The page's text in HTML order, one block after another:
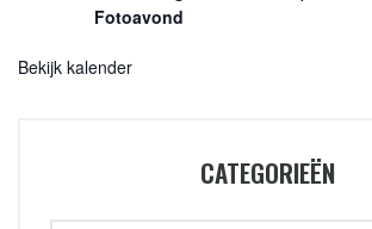
Fotoavond
Bekijk kalender
CATEGORIEËN